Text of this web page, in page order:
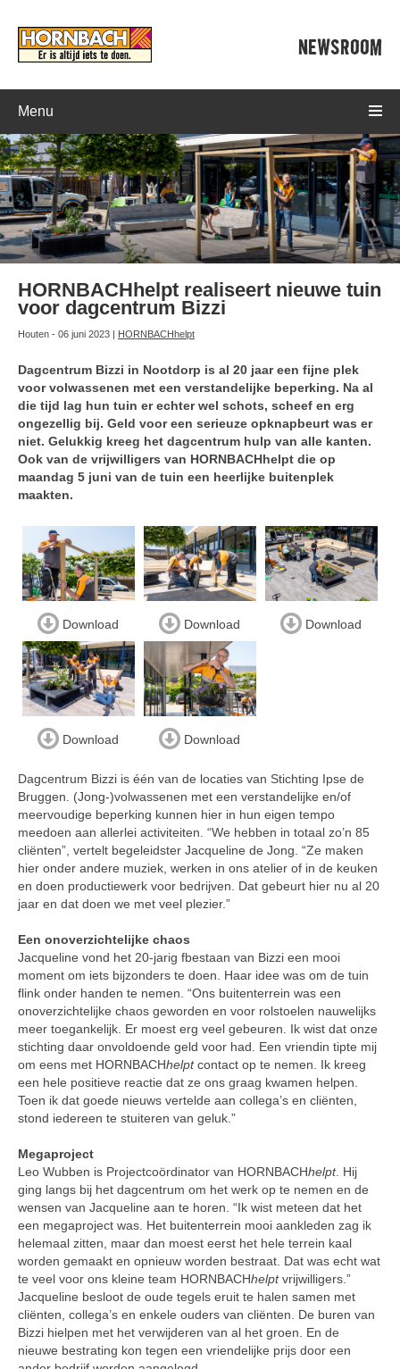
NEWSROOM
Menu
HORNBACHhelpt realiseert nieuwe tuin
voor dagcentrum Bizzi
Houten - 06 juni 2023 | HORNBACHhelpt
Dagcentrum Bizzi in Nootdorp is al 20 jaar een fijne plek
voor volwassenen met een verstandelijke beperking. Na al
die tijd lag hun tuin er echter wel schots, scheef en erg
ongezellig bij. Geld voor een serieuze opknapbeurt was er
niet. Gelukkig kreeg het dagcentrum hulp van alle kanten.
Ook van de vrijwilligers van HORNBACHhelpt die op
maandag 5 juni van de tuin een heerlijke buitenplek
maakten.
Download Download Download
Download Download
Dagcentrum Bizzi is één van de locaties van Stichting Ipse de
Bruggen. (Jong-)volwassenen met een verstandelijke en/of
meervoudige beperking kunnen hier in hun eigen tempo
meedoen aan allerlei activiteiten. “We hebben in totaal zo’n 85
cliënten”, vertelt begeleidster Jacqueline de Jong. “Ze maken
hier onder andere muziek, werken in ons atelier of in de keuken
en doen productiewerk voor bedrijven. Dat gebeurt hier nu al 20
jaar en dat doen we met veel plezier.”
Een onoverzichtelijke chaos
Jacqueline vond het 20-jarig fbestaan van Bizzi een mooi
moment om iets bijzonders te doen. Haar idee was om de tuin
flink onder handen te nemen. “Ons buitenterrein was een
onoverzichtelijke chaos geworden en voor rolstoelen nauwelijks
meer toegankelijk. Er moest erg veel gebeuren. Ik wist dat onze
stichting daar onvoldoende geld voor had. Een vriendin tipte mij
om eens met HORNBACHhelptcontact op te nemen. Ik kreeg
een hele positieve reactie dat ze ons graag kwamen helpen.
Toen ik dat goede nieuws vertelde aan collega’s en cliënten,
stond iedereen te stuiteren van geluk.”
Megaproject
Leo Wubben is Projectcoördinator van HORNBACHhelpt. Hij
ging langs bij het dagcentrum om het werk op te nemen en de
wensen van Jacqueline aan te horen. “Ik wist meteen dat het
een megaproject was. Het buitenterrein mooi aankleden zag ik
helemaal zitten, maar dan moest eerst het hele terrein kaal
worden gemaakt en opnieuw worden bestraat. Dat was echt wat
te veel voor ons kleine team HORNBACHhelptvrijwilligers.”
Jacqueline besloot de oude tegels eruit te halen samen met
cliënten, collega’s en enkele ouders van cliënten. De buren van
Bizzi hielpen met het verwijderen van al het groen. En de
nieuwe bestrating kon tegen een vriendelijke prijs door een